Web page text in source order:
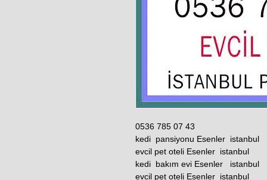
0536 785 07 43
kedi pansiyonu Esenler istanbul
evcil pet oteli Esenler istanbul
kedi bakım evi Esenler istanbul
evcil pet oteli Esenler istanbul